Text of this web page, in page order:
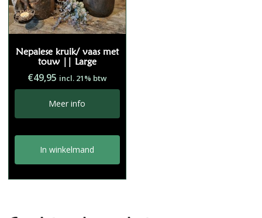
Nepalese kruik/ vaas met
touw || Large
€49,95 incl. 21% btw
Meer info
In winkelmand